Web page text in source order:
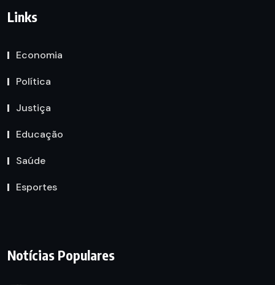
Links
Economia
Política
Justiça
Educação
Saúde
Esportes
Notícias Populares